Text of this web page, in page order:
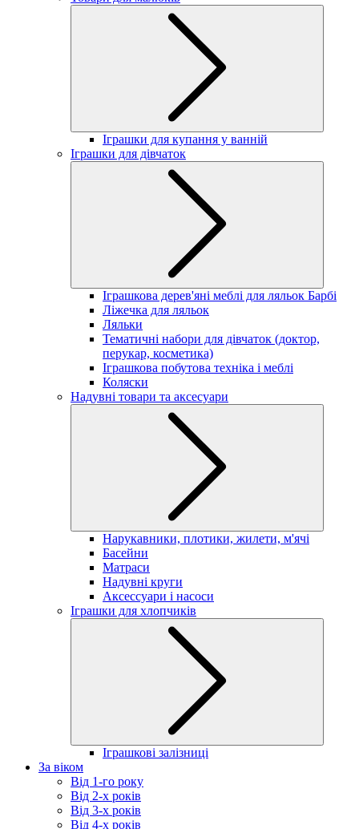
Іграшки для купання у ванній
Іграшки для дівчаток
Іграшкова дерев'яні меблі для ляльок Барбі
Ліжечка для ляльок
Ляльки
Тематичні набори для дівчаток (доктор,
перукар, косметика)
Іграшкова побутова техніка і меблі
Коляски
Надувні товари та аксесуари
Нарукавники, плотики, жилети, м'ячі
Басейни
Матраси
Надувні круги
Аксессуари і насоси
Іграшки для хлопчиків
Іграшкові залізниці
За віком
Від 1-го року
Від 2-х років
Від 3-х років
Від 4-х років